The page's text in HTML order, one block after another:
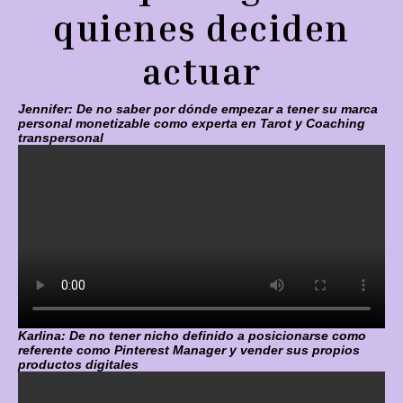
quienes deciden
actuar
Jennifer: De no saber por dónde empezar a tener su marca
personal monetizable como experta en Tarot y Coaching
transpersonal
Karlina: De no tener nicho definido a posicionarse como
referente como Pinterest Manager y vender sus propios
productos digitales